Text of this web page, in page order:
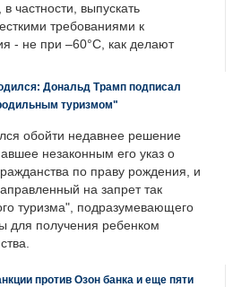
частности, выпускать
требованиями к
- не при –60°C, как делают
Дональд Трамп подписал
туризмом"
обойти недавнее решение
незаконным его указ о
по праву рождения, и
на запрет так
туризма", подразумевающего
для получения ребенком
против Озон банка и еще пяти